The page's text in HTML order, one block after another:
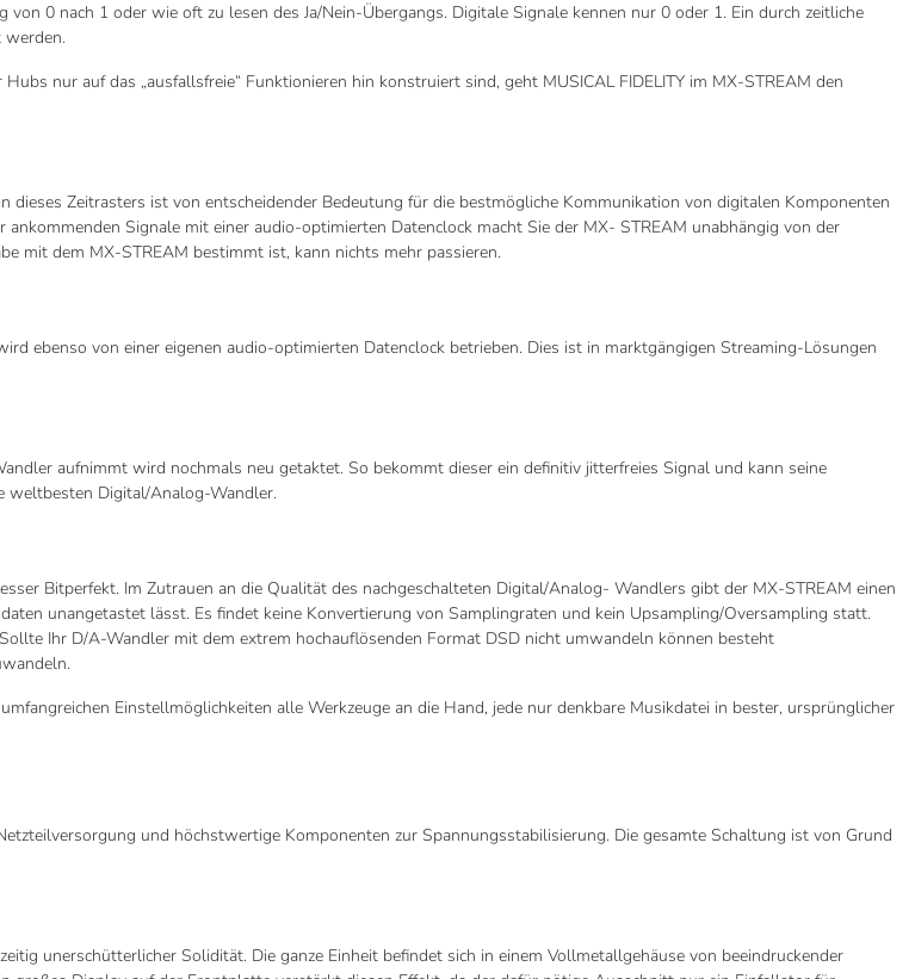
0 nach 1 oder wie oft zu lesen des Ja/Nein-Übergangs. Digitale Signale kennen nur 0 oder 1. Ein durch zeitliche
werden.
nur auf das „ausfallsfreie“ Funktionieren hin konstruiert sind, geht MUSICAL FIDELITY im MX-STREAM den
Zeitrasters ist von entscheidender Bedeutung für die bestmögliche Kommunikation von digitalen Komponenten
Signale mit einer audio-optimierten Datenclock macht Sie der MX- STREAM unabhängig von der
mit dem MX-STREAM bestimmt ist, kann nichts mehr passieren.
ebenso von einer eigenen audio-optimierten Datenclock betrieben. Dies ist in marktgängigen Streaming-Lösungen
aufnimmt wird nochmals neu getaktet. So bekommt dieser ein definitiv jitterfreies Signal und kann seine
weltbesten Digital/Analog-Wandler.
Bitperfekt. Im Zutrauen an die Qualität des nachgeschalteten Digital/Analog- Wandlers gibt der MX-STREAM einen
unangetastet lässt. Es findet keine Konvertierung von Samplingraten und kein Upsampling/Oversampling statt.
Ihr D/A-Wandler mit dem extrem hochauflösenden Format DSD nicht umwandeln können besteht
Einstellmöglichkeiten alle Werkzeuge an die Hand, jede nur denkbare Musikdatei in bester, ursprünglicher
und höchstwertige Komponenten zur Spannungsstabilisierung. Die gesamte Schaltung ist von Grund
unerschütterlicher Solidität. Die ganze Einheit befindet sich in einem Vollmetallgehäuse von beeindruckender